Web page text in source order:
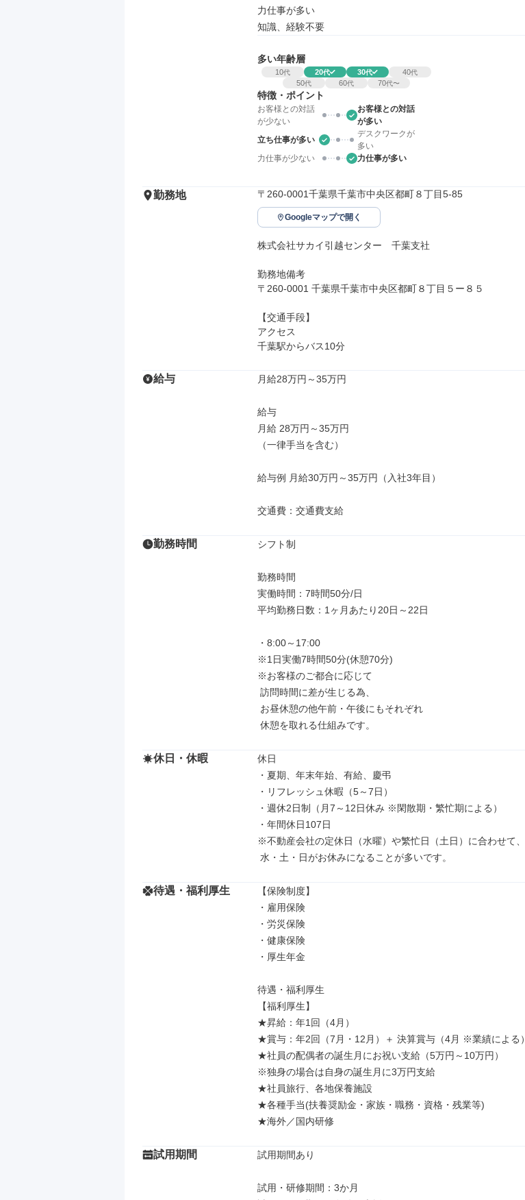
力仕事が多い
知識、経験不要
多い年齢層
10代 20代 30代 40代
50代 60代 70代〜
特徴・ポイント
お客様との対話
が少ない
お客様との対話
が多い
立ち仕事が多い
デスクワークが
多い
力仕事が少ない
力仕事が多い
勤務地 〒260-0001千葉県千葉市中央区都町８丁目5-85
Googleマップで開く
株式会社サカイ引越センター　千葉支社
勤務地備考
〒260-0001 千葉県千葉市中央区都町８丁目５ー８５
【交通手段】
アクセス
千葉駅からバス10分
給与 月給28万円～35万円
給与
月給 28万円～35万円
（一律手当を含む）
給与例 月給30万円～35万円（入社3年目）
交通費：交通費支給
勤務時間 シフト制
勤務時間
実働時間：7時間50分/日
平均勤務日数：1ヶ月あたり20日～22日
・8:00～17:00
※1日実働7時間50分(休憩70分)
※お客様のご都合に応じて
休憩を取れる仕組みです。
休日・休暇
休日
・夏期、年末年始、有給、慶弔
・リフレッシュ休暇（5～7日）
・週休2日制（月7～12日休み ※閑散期・繁忙期による）
・年間休日107日
※不動産会社の定休日（水曜）や繁忙日（土日）に合わせて、
水・土・日がお休みになることが多いです。
待遇・福利厚生
【保険制度】
・雇用保険
・労災保険
・健康保険
・厚生年金
待遇・福利厚生
【福利厚生】
★昇給：年1回（4月）
★賞与：年2回（7月・12月）＋ 決算賞与（4月 ※業績による）
★社員の配偶者の誕生月にお祝い支給（5万円～10万円）
※独身の場合は自身の誕生月に3万円支給
★社員旅行、各地保養施設
★各種手当(扶養奨励金・家族・職務・資格・残業等)
★海外／国内研修
試用期間 試用期間あり
試用・研修期間：3か月